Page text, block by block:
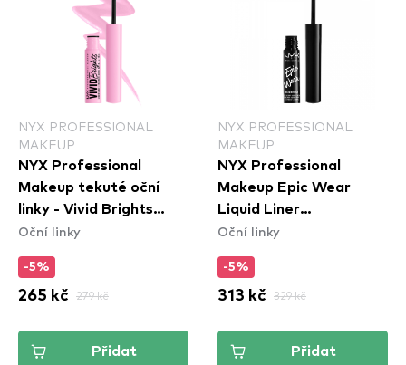
NYX PROFESSIONAL
MAKEUP
NYX Professional
Makeup tekuté oční
linky - Vivid Brights
Colored Liquid Eyeliner
Oční linky
-5%
265 kč 279 kč
Přidat
NYX PROFESSIONAL
MAKEUP
NYX Professional
Makeup Epic Wear
Liquid Liner
Waterproof - Yellow
Oční linky
-5%
313 kč 329 kč
Přidat